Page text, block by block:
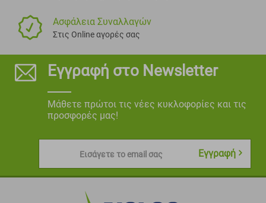
Ασφάλεια Συναλλαγών
Στις Online αγορές σας
Εγγραφή στο Newsletter
Μάθετε πρώτοι τις νέες κυκλοφορίες και τις
προσφορές μας!
Εισάγετε το email σας Εγγραφή